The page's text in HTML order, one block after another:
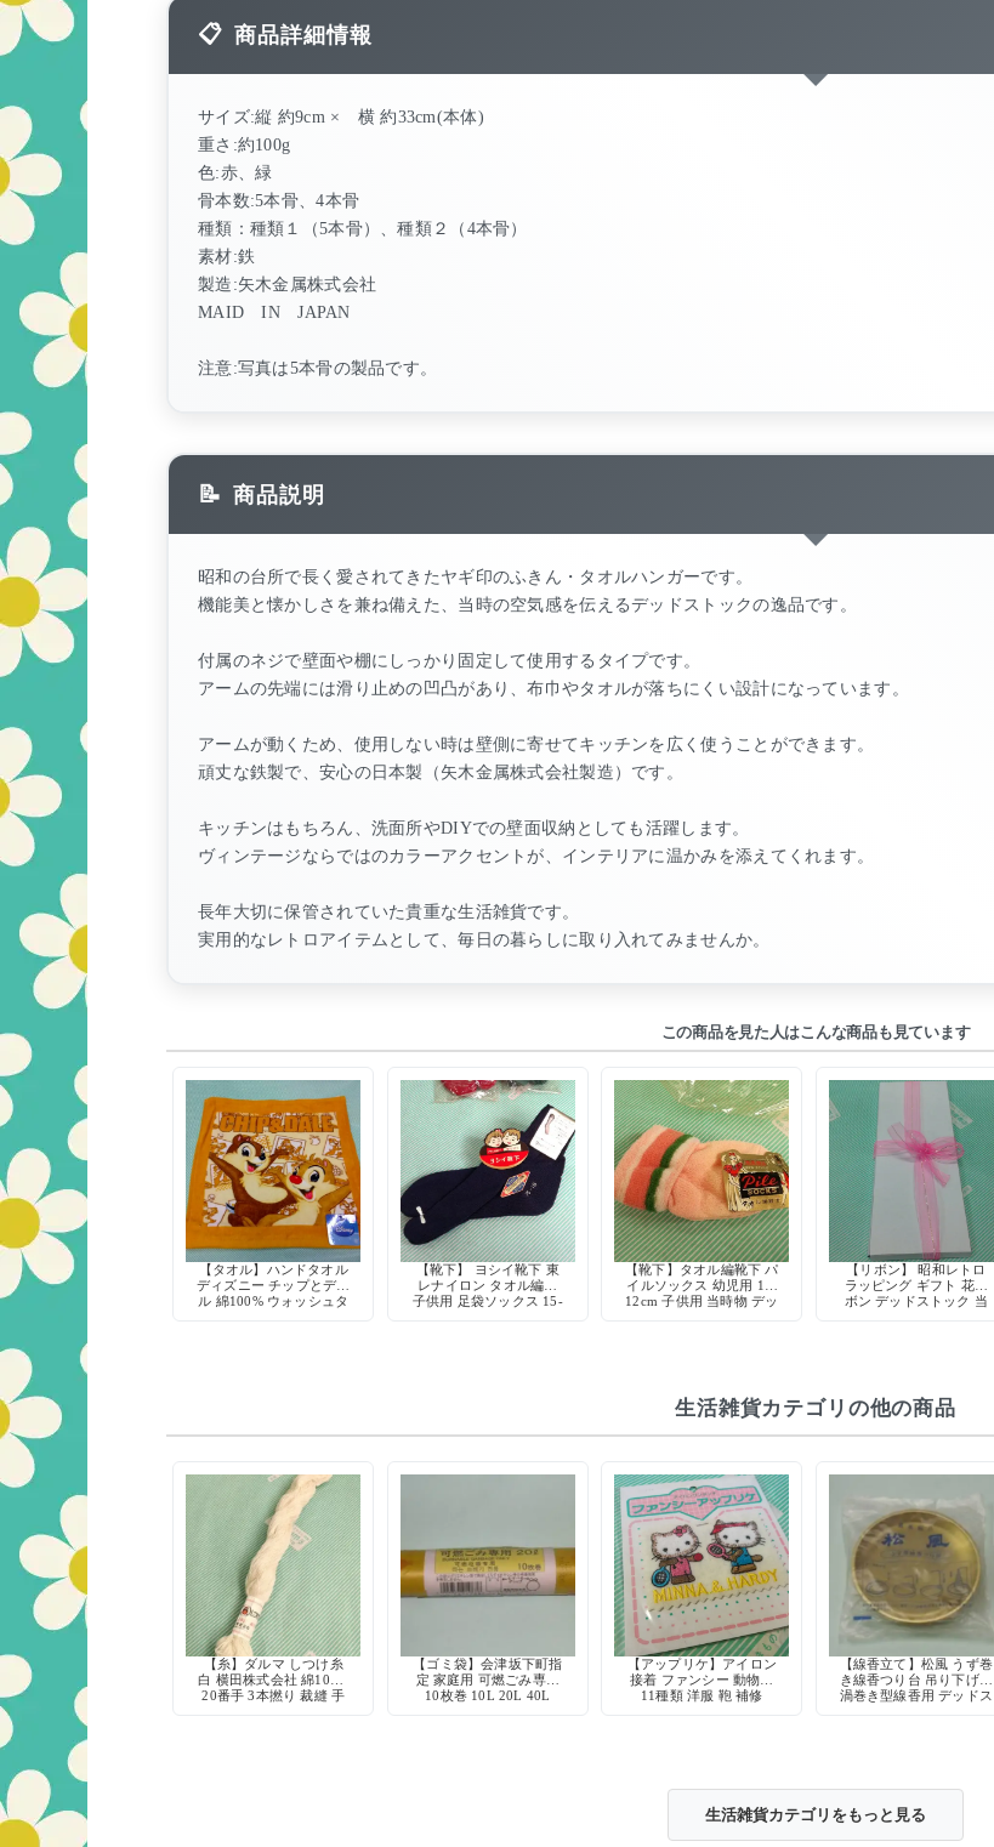
商品詳細情報
サイズ:縦 約9cm × 横 約33cm(本体)
重さ:約100g
色:赤、緑
骨本数:5本骨、4本骨
種類：種類１（5本骨）、種類２（4本骨）
素材:鉄
製造:矢木金属株式会社
MAID IN JAPAN
注意:写真は5本骨の製品です。
商品説明
昭和の台所で長く愛されてきたヤギ印のふきん・タオルハンガーです。
機能美と懐かしさを兼ね備えた、当時の空気感を伝えるデッドストックの逸品です。
付属のネジで壁面や棚にしっかり固定して使用するタイプです。
アームの先端には滑り止めの凹凸があり、布巾やタオルが落ちにくい設計になっています。
アームが動くため、使用しない時は壁側に寄せてキッチンを広く使うことができます。
頑丈な鉄製で、安心の日本製（矢木金属株式会社製造）です。
キッチンはもちろん、洗面所やDIYでの壁面収納としても活躍します。
ヴィンテージならではのカラーアクセントが、インテリアに温かみを添えてくれます。
長年大切に保管されていた貴重な生活雑貨です。
実用的なレトロアイテムとして、毎日の暮らしに取り入れてみませんか。
この商品を見た人はこんな商品も見ています
【タオル】ハンドタオル
ディズニー チップとデー
ル 綿100% ウォッシュタ
【靴下】 ヨシイ靴下 東
レナイロン タオル編み
子供用 足袋ソックス 15-
【靴下】タオル編靴下 パ
イルソックス 幼児用 11-
12cm 子供用 当時物 デッ
【リボン】 昭和レトロ
ラッピング ギフト 花リ
ボン デッドストック 当
生活雑貨カテゴリの他の商品
【糸】ダルマ しつけ糸
白 横田株式会社 綿100%
20番手 3本撚り 裁縫 手
【ゴミ袋】会津坂下町指
定 家庭用 可燃ごみ専用
10枚巻 10L 20L 40L
【アップリケ】アイロン
接着 ファンシー 動物柄
11種類 洋服 鞄 補修
【線香立て】松風 うず巻
き線香つり台 吊り下げ式
渦巻き型線香用 デッドス
生活雑貨カテゴリをもっと見る